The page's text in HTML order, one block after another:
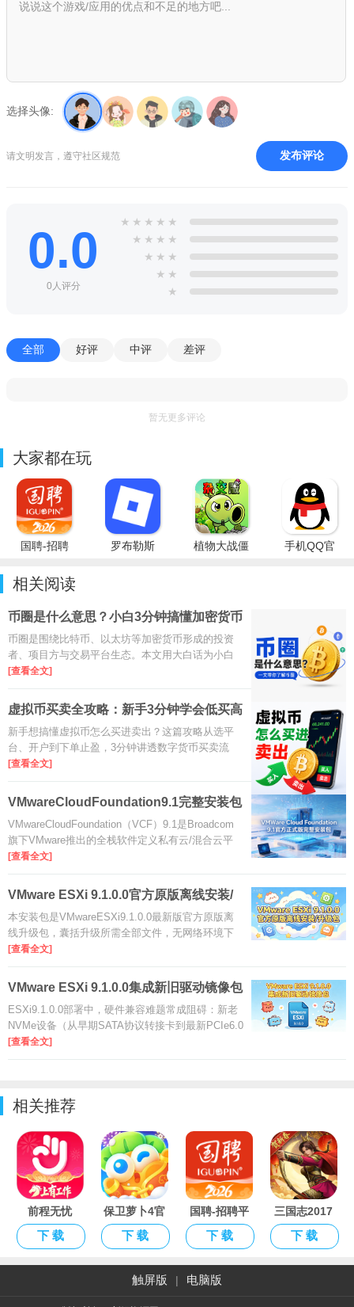
选择头像:
请文明发言，遵守社区规范 发布评论
0.0
0人评分
★ ★ ★ ★ ★
★ ★ ★ ★
★ ★ ★
★ ★
★
全部 好评 中评 差评
暂无更多评论
大家都在玩
国聘-招聘
罗布勒斯
植物大战僵
手机QQ官
相关阅读
币圈是什么意思？小白3分钟搞懂加密货币
江湖
币圈是围绕比特币、以太坊等加密货币形成的投资
者、项目方与交易平台生态。本文用大白话为小白
拆解币圈含义、核心玩法与入门避坑要点，帮你3分
钟搞懂这个热门江湖。
[查看全文]
虚拟币买卖全攻略：新手3分钟学会低买高
卖
新手想搞懂虚拟币怎么买进卖出？这篇攻略从选平
台、开户到下单止盈，3分钟讲透数字货币买卖流
程，帮你安全入门、少走弯路。
[查看全文]
VMwareCloudFoundation9.1完整安装包
是什么
VMwareCloudFoundation（VCF）9.1是Broadcom
旗下VMware推出的全栈软件定义私有云/混合云平
台，深度集成vSphere、vSAN、NSX、vCenter与
Tanzu等核心组件。9.1版本重点增强NVMe内存分
层、vSAN全局重删压缩、AI负载优化与
[查看全文]
VMware ESXi 9.1.0.0官方原版离线安装/
升级
本安装包是VMwareESXi9.1.0.0最新版官方原版离
线升级包，囊括升级所需全部文件，无网络环境下
也能安全完成ESXi主机升级，有效规避网络攻击与
配置异常问题。ESXi9.1.0.0系列主打云原生与AI驱
动，大幅提升虚拟化性能、
[查看全文]
VMware ESXi 9.1.0.0集成新旧驱动镜像包
是什
ESXi9.1.0.0部署中，硬件兼容难题常成阻碍：新老
NVMe设备（从早期SATA协议转接卡到最新PCIe6.0
型号）支持断层，USB外设（外置网卡、移动存
储）频繁识别失败，小众网卡（如2.5G/10G光口型
[查看全文]
相关推荐
前程无忧
51Job官方手
机版APP
下 载
保卫萝卜4官
方入口
下 载
国聘-招聘平
台
下 载
三国志2017
正版手游
下 载
触屏版 | 电脑版